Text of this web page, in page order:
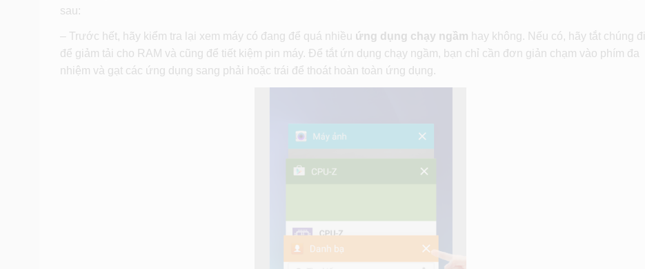
sau:
– Trước hết, hãy kiểm tra lại xem máy có đang để quá nhiều ứng dụng chạy ngầm hay không. Nếu có, hãy tắt chúng đi
để giảm tải cho RAM và cũng để tiết kiệm pin máy. Để tắt ứn dụng chạy ngầm, bạn chỉ cần đơn giản chạm vào phím đa
nhiệm và gạt các ứng dụng sang phải hoặc trái để thoát hoàn toàn ứng dụng.